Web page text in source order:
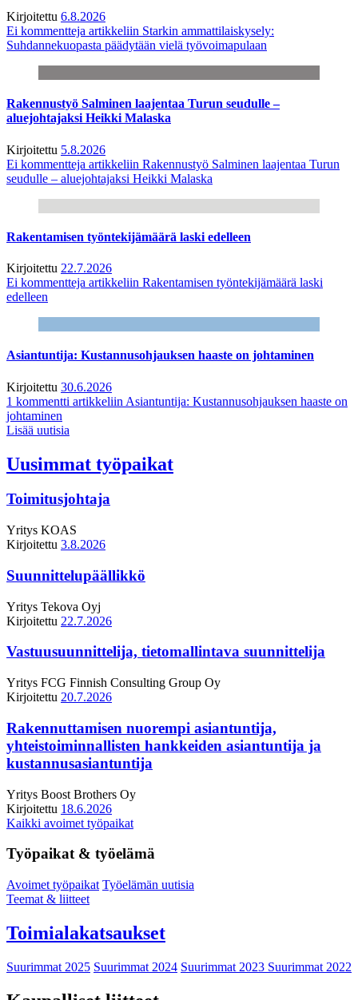
Kirjoitettu 6.8.2026
Ei kommentteja artikkeliin Starkin ammattilaiskysely:
Suhdannekuopasta päädytään vielä työvoimapulaan
Rakennustyö Salminen laajentaa Turun seudulle –
aluejohtajaksi Heikki Malaska
Kirjoitettu 5.8.2026
Ei kommentteja artikkeliin Rakennustyö Salminen laajentaa Turun
seudulle – aluejohtajaksi Heikki Malaska
Rakentamisen työntekijämäärä laski edelleen
Kirjoitettu 22.7.2026
Ei kommentteja artikkeliin Rakentamisen työntekijämäärä laski
edelleen
Asiantuntija: Kustannusohjauksen haaste on johtaminen
Kirjoitettu 30.6.2026
1 kommentti artikkeliin Asiantuntija: Kustannusohjauksen haaste on
johtaminen
Lisää uutisia
Uusimmat työpaikat
Toimitusjohtaja
Yritys KOAS
Kirjoitettu 3.8.2026
Suunnittelupäällikkö
Yritys Tekova Oyj
Kirjoitettu 22.7.2026
Vastuusuunnittelija, tietomallintava suunnittelija
Yritys FCG Finnish Consulting Group Oy
Kirjoitettu 20.7.2026
Rakennuttamisen nuorempi asiantuntija,
yhteistoiminnallisten hankkeiden asiantuntija ja
kustannusasiantuntija
Yritys Boost Brothers Oy
Kirjoitettu 18.6.2026
Kaikki avoimet työpaikat
Työpaikat & työelämä
Avoimet työpaikat Työelämän uutisia
Teemat & liitteet
Toimialakatsaukset
Suurimmat 2025 Suurimmat 2024 Suurimmat 2023 Suurimmat 2022